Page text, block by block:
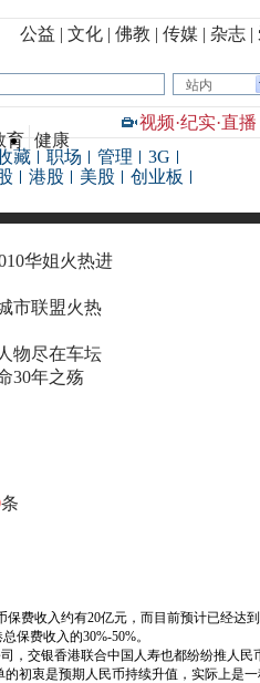
公益 | 文化 | 佛教 | 传媒 | 杂志 |
站内
育 健康
视频·纪实·直播
藏 职场 管理
3G
港股 美股
创业板
华姐火热进
市联盟火热
物尽在车坛
30年之殇
条
费收入约有20亿元，而目前预计已经达
保费收入的30%-50%。
，交银香港联合中国人寿也都纷纷推人民
初衷是预期人民币持续升值，实际上是